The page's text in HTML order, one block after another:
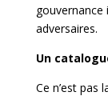
gouvernance
adversaires.
Un
Ce n’est pas